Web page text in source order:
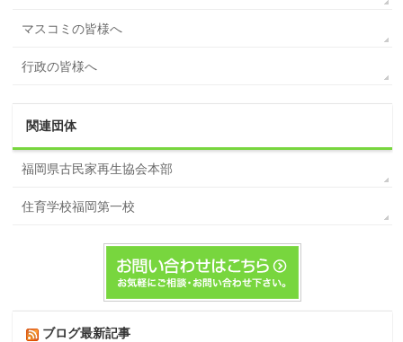
マスコミの皆様へ
行政の皆様へ
関連団体
福岡県古民家再生協会本部
住育学校福岡第一校
ブログ最新記事